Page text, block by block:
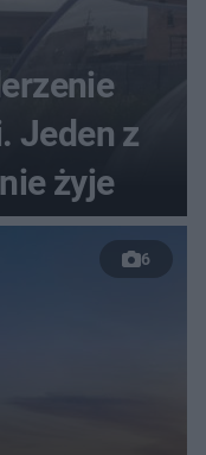
Jeden z
żyje
6